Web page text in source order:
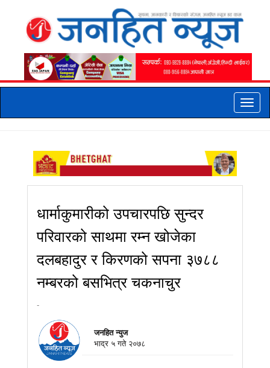
Toggle
धार्माकुमारीको उपचारपछि सुन्दर
परिवारको साथमा रम्न खोजेका
दलबहादुर र किरणको सपना ३७८८
नम्बरको बसभित्र चकनाचुर
-
जनहित न्युज
भाद्र ५ गते २०७८